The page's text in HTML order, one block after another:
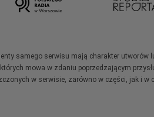
samego serwisu mają charakter utworów
mowa w zdaniu poprzedzającym
w serwisie, zarówno w części, jak i w